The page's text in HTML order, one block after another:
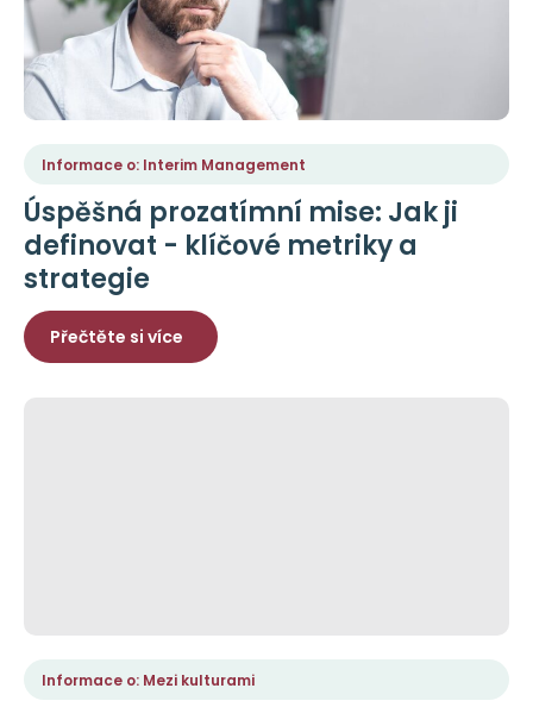
Informace o: Interim Management
Úspěšná prozatímní mise: Jak ji
definovat - klíčové metriky a
strategie
Přečtěte si více
Informace o: Mezi kulturami